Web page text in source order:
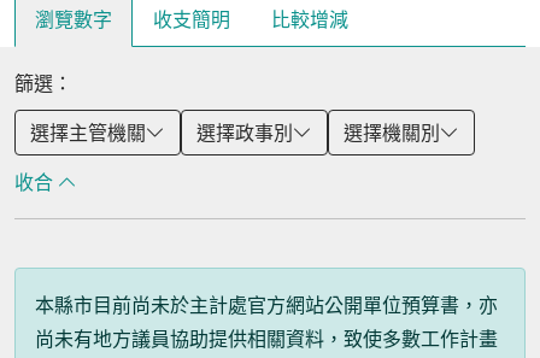
瀏覽數字 收支簡明 比較增減
篩選：
選擇主管機關
選擇政事別
選擇機關別
收合
本縣市目前尚未於主計處官方網站公開單位預算書，亦
尚未有地方議員協助提供相關資料，致使多數工作計畫